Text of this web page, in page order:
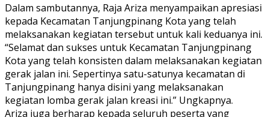
Dalam sambutannya, Raja Ariza menyampaikan apresiasi
kepada Kecamatan Tanjungpinang Kota yang telah
melaksanakan kegiatan tersebut untuk kali keduanya ini.
“Selamat dan sukses untuk Kecamatan Tanjungpinang
Kota yang telah konsisten dalam melaksanakan kegiatan
gerak jalan ini. Sepertinya satu-satunya kecamatan di
Tanjungpinang hanya disini yang melaksanakan
kegiatan lomba gerak jalan kreasi ini.” Ungkapnya.
Ariza juga berharap kepada seluruh peserta yang